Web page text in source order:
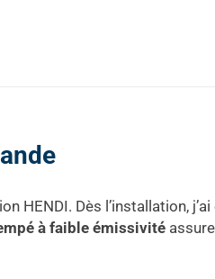
HENDI. Dès l’installation,
à faible émissivité